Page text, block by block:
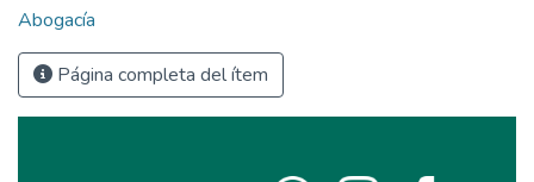
Abogacía
Página completa del ítem